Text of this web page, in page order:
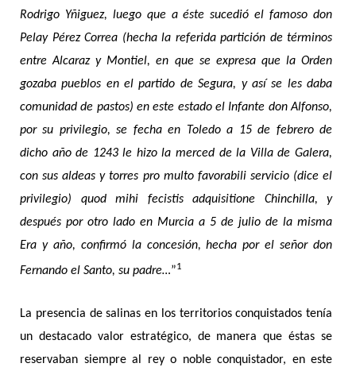
Rodrigo Yñiguez, luego que a éste sucedió el famoso don
Pelay Pérez Correa (hecha la referida partición de términos
entre Alcaraz y Montiel, en que se expresa que la Orden
gozaba pueblos en el partido de Segura, y así se les daba
comunidad de pastos) en este estado el Infante don Alfonso,
por su privilegio, se fecha en Toledo a 15 de febrero de
dicho año de 1243 le hizo la merced de la Villa de Galera,
con sus aldeas y torres pro multo favorabili servicio (dice el
privilegio) quod mihi fecistis adquisitione Chinchilla, y
después por otro lado en Murcia a 5 de julio de la misma
Era y año, confirmó la concesión, hecha por el señor don
Fernando el Santo, su padre…”1
La presencia de salinas en los territorios conquistados tenía
un destacado valor estratégico, de manera que éstas se
reservaban siempre al rey o noble conquistador, en este